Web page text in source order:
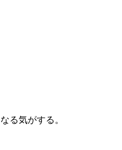
る気がする。